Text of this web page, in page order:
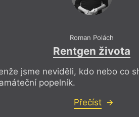
Roman Polách
Rentgen života
jsme neviděli, kdo nebo co
popelník.
Přečíst